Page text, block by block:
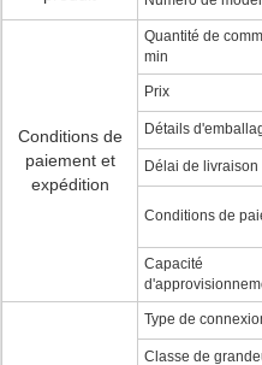
Conditions de
paiement et
expédition
Quantité de
min
Prix
Détails
Délai de livraison
Conditions de
Capacité
Type de
Classe de